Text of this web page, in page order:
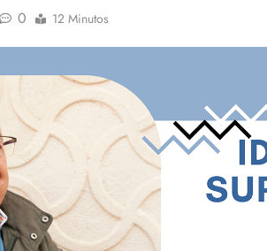
0 12 Minutos